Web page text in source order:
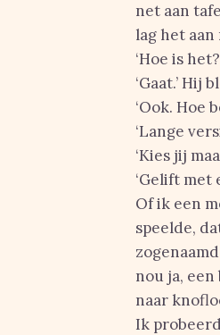
net aan
lag het aan
‘Hoe is
‘Gaat.’ Hij
‘Ook. Hoe
‘Lange
‘Kies jij
‘Gelift
Of ik een
speelde,
nou ja,
naar
Ik